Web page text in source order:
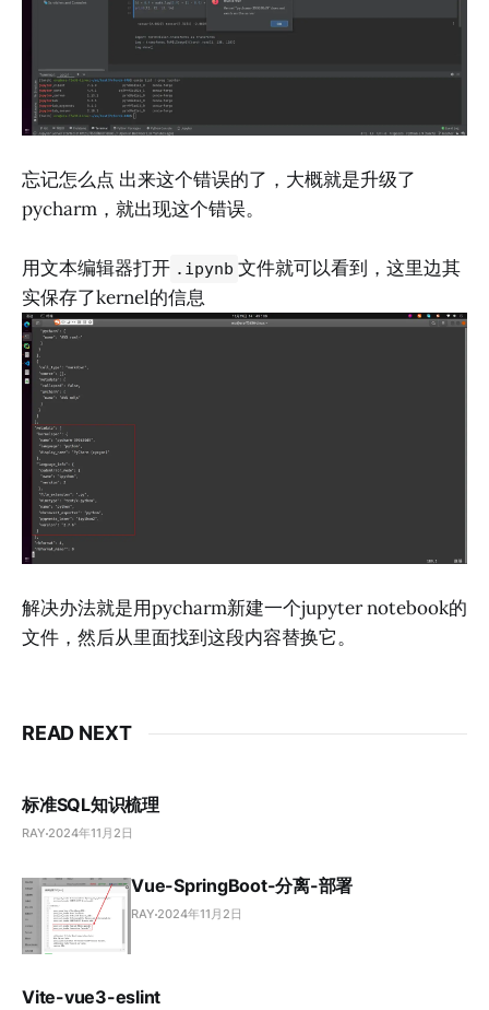
忘记怎么点 出来这个错误的了，大概就是升级了
pycharm，就出现这个错误。
用文本编辑器打开 .ipynb 文件就可以看到，这里边其
实保存了kernel的信息
解决办法就是用pycharm新建一个jupyter notebook的
文件，然后从里面找到这段内容替换它。
READ NEXT
标准SQL知识梳理
RAY 2024年11月2日
Vue-SpringBoot-分离-部署
RAY 2024年11月2日
Vite-vue3-eslint